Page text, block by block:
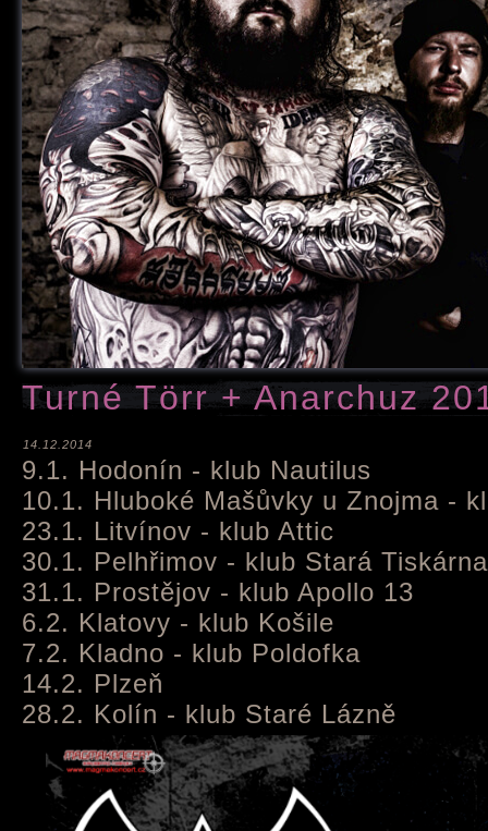
Turné Törr + Anarchuz
14.12.2014
9.1. Hodonín - klub Nautilus
10.1. Hluboké Mašůvky u Znojma -
23.1. Litvínov - klub Attic
30.1. Pelhřimov - klub Stará Tiskárna
31.1. Prostějov - klub Apollo 13
6.2. Klatovy - klub Košile
7.2. Kladno - klub Poldofka
14.2. Plzeň
28.2. Kolín - klub Staré Lázně